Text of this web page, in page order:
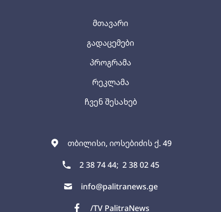
თბილისი, იოსებიძის ქ. 49
2 38 74 44; 2 38 02 45
info@palitranews.ge
/TV PalitraNews
მთავარი
გადაცემები
პროგრამა
რეკლამა
ჩვენ შესახებ